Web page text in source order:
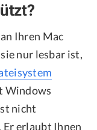
Ihren Mac
nur lesbar ist,
Windows
nicht
erlaubt Ihnen